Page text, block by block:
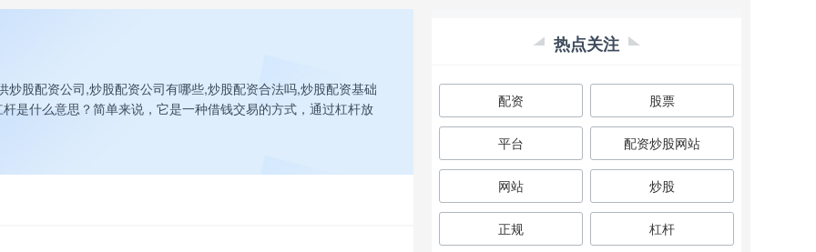
股配资公司,炒股配资公司有哪些,炒股配资合法吗,炒股配资基础
是什么意思？简单来说，它是一种借钱交易的方式，通过杠杆放
热点关注
配资 股票
平台 配资炒股网站
网站 炒股
正规 杠杆